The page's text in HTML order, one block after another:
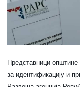
Извјештај
Представници
за идентификацију и